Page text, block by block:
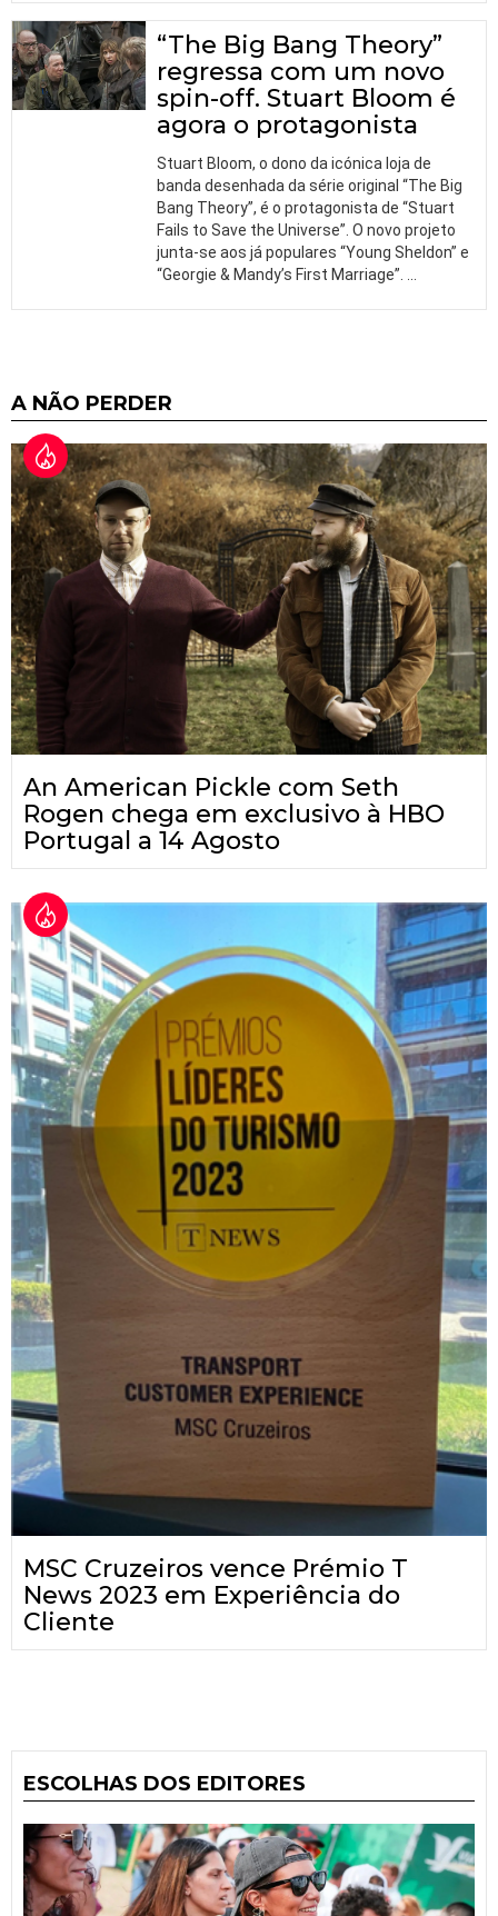
“The Big Bang Theory”
regressa com um novo
spin-off. Stuart Bloom é
agora o protagonista
Stuart Bloom, o dono da icónica loja de
banda desenhada da série original “The Big
Bang Theory”, é o protagonista de “Stuart
Fails to Save the Universe”. O novo projeto
junta-se aos já populares “Young Sheldon” e
“Georgie & Mandy’s First Marriage”.
A NÃO PERDER
An American Pickle com Seth
Rogen chega em exclusivo à HBO
Portugal a 14 Agosto
MSC Cruzeiros vence Prémio T
News 2023 em Experiência do
Cliente
ESCOLHAS DOS EDITORES